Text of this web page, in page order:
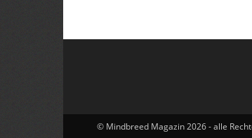
© Mindbreed Magazin 2026 - alle